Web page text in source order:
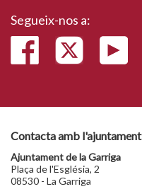
Segueix-nos a:
Contacta amb l'ajuntament
Ajuntament de la Garriga
Plaça de l'Església, 2
08530 - La Garriga